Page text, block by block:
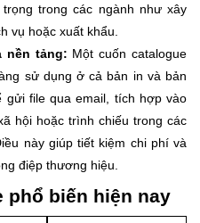
trong các ngành như xây
vụ hoặc xuất khẩu.
nền tảng: Một cuốn catalogue
sử dụng ở cả bản in và bản
gửi file qua email, tích hợp vào
hội hoặc trình chiếu trong các
này giúp tiết kiệm chi phí và
điệp thương hiệu.
phổ biến hiện nay